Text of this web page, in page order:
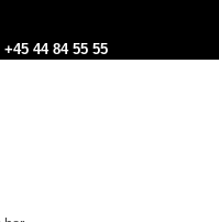
+45 44 84 55 55